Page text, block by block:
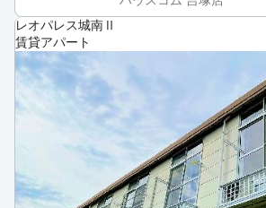
レオパレス城南Ⅱ
賃貸アパート